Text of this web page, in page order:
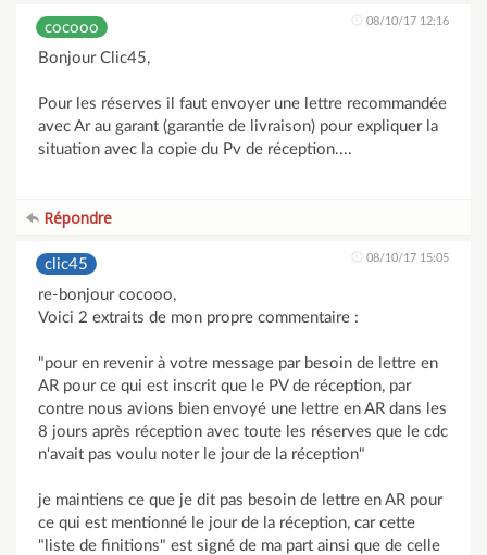
cocooo 08/10/17 12:16
Bonjour Clic45,
Pour les réserves il faut envoyer une lettre recommandée
avec Ar au garant (garantie de livraison) pour expliquer la
situation avec la copie du Pv de réception....
Répondre
clic45 08/10/17 15:05
re-bonjour cocooo,
Voici 2 extraits de mon propre commentaire :
"pour en revenir à votre message par besoin de lettre en
AR pour ce qui est inscrit que le PV de réception, par
contre nous avions bien envoyé une lettre en AR dans les
8 jours après réception avec toute les réserves que le cdc
n'avait pas voulu noter le jour de la réception"
je maintiens ce que je dit pas besoin de lettre en AR pour
ce qui est mentionné le jour de la réception, car cette
"liste de finitions" est signé de ma part ainsi que de celle